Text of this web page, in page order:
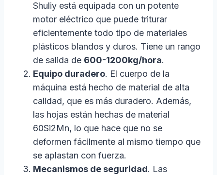
Shuliy está equipada con un potente
motor eléctrico que puede triturar
eficientemente todo tipo de materiales
plásticos blandos y duros. Tiene un rango
de salida de 600-1200kg/hora.
Equipo duradero. El cuerpo de la
máquina está hecho de material de alta
calidad, que es más duradero. Además,
las hojas están hechas de material
60Si2Mn, lo que hace que no se
deformen fácilmente al mismo tiempo que
se aplastan con fuerza.
Mecanismos de seguridad. Las